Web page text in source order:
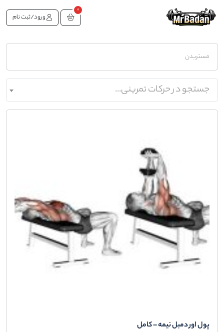
0
ورود/ثبت نام
مستربدن
جستجو در حرکات تمرینی...
پول اور دمبل نیمه – کامل